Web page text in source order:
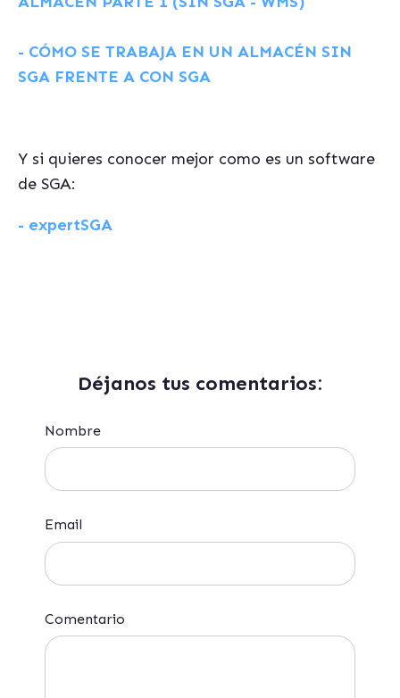
- CÓMO SE TRABAJA EN UN ALMACÉN SIN
SGA FRENTE A CON SGA
Y si quieres conocer mejor como es un software
de SGA:
- expertSGA
Déjanos tus comentarios:
Nombre
Email
Comentario